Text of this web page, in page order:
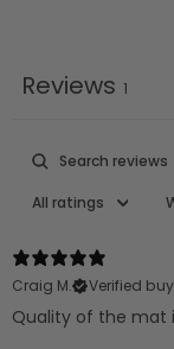
Reviews 1
Craig M.
Verified
Quality of the mat